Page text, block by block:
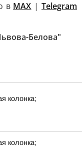
в MAX |Telegram
Белова"
колонка;
колонка;